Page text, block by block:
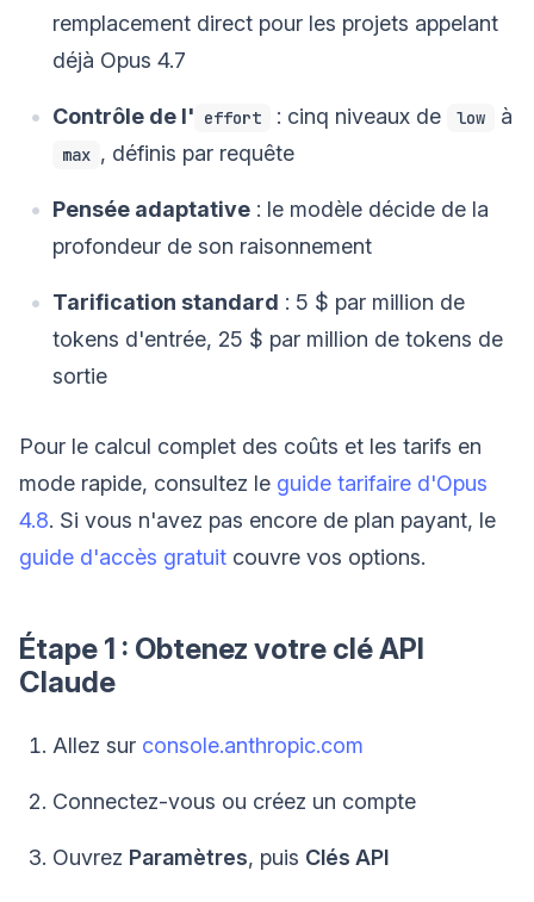
remplacement direct pour les projets appelant
déjà Opus 4.7
Contrôle de l' effort : cinq niveaux de low à
max , définis par requête
Pensée adaptative : le modèle décide de la
profondeur de son raisonnement
Tarification standard : 5 $ par million de
tokens d'entrée, 25 $ par million de tokens de
sortie
Pour le calcul complet des coûts et les tarifs en
mode rapide, consultez le guide tarifaire d'Opus
4.8. Si vous n'avez pas encore de plan payant, le
guide d'accès gratuit couvre vos options.
Étape 1 : Obtenez votre clé API
Claude
Allez sur console.anthropic.com
Connectez-vous ou créez un compte
Ouvrez Paramètres, puis Clés API